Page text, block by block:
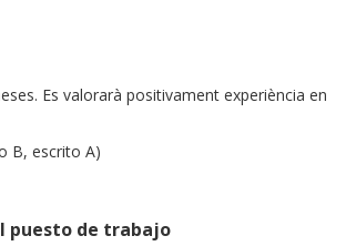
Es valorarà positivament experiència en
B, escrito A)
puesto de trabajo